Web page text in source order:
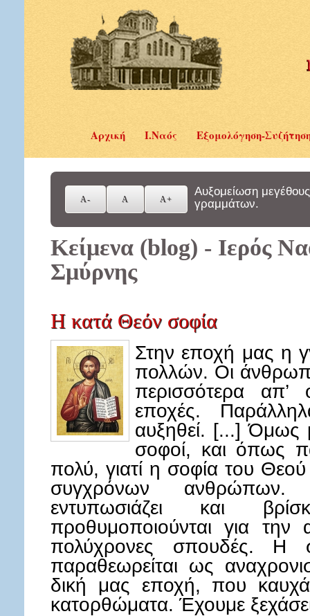
Αρχική Ι.Ναός Εξομολόγηση-
Αυξομείωση μεγέθους
γραμμάτων.
Κείμενα (blog) - Ιερός
Σμύρνης
Η κατά Θεόν σοφία
Στην εποχή μας η
πολλών. Οι
περισσότερα
εποχές.
αυξηθεί. [...] Όμως
σοφοί, και όπως
πολύ, γιατί η σοφία του
συγχρόνων
εντυπωσιάζει και
προθυμοποιούνται για
πολύχρονες σπουδές.
παραθεωρείται ως
δική μας εποχή, που
κατορθώματα. Έχουμε